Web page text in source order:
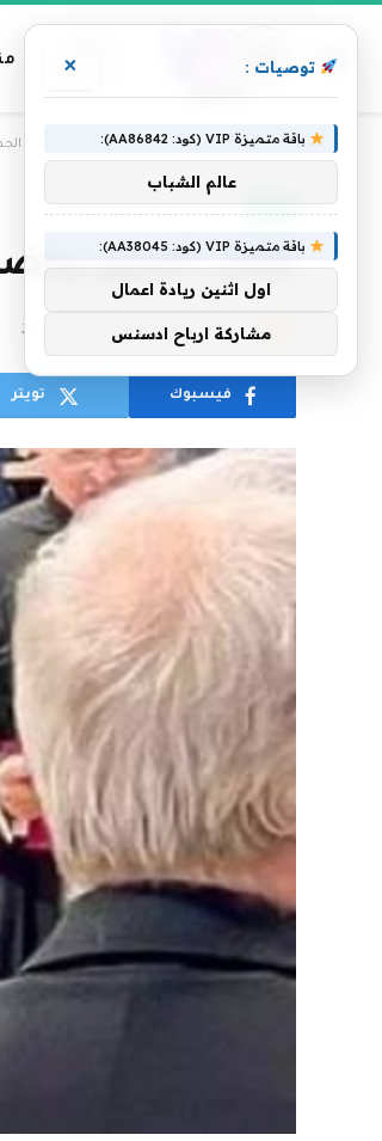
رئيسية
الرئيسية » عادل الجبير يحضر حفل افتتاح البابا
العالم
عادل الجبير
بواسطة فريق التحرير
فيسبوك تويتر
توصيات : ×
باقة متميزة VIP (كود: AA86842):
عالم الشباب
باقة متميزة VIP (كود: AA38045):
اول اثنين ريادة اعمال
مشاركة ارباح ادسنس